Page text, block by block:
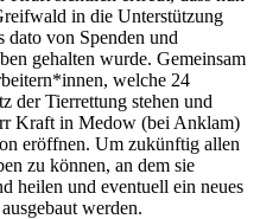
in die Unterstützung
dato von Spenden und
gehalten wurde. Gemeinsam
welche 24
der Tierrettung stehen und
Kraft in Medow (bei Anklam)
eröffnen. Um zukünftig allen
zu können, an dem sie
heilen und eventuell ein neues
werden.